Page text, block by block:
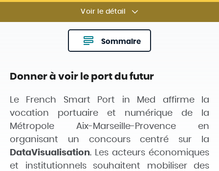
Voir le détail
Sommaire
Donner à voir le port du futur
Le French Smart Port in Med affirme la
vocation portuaire et numérique de la
Métropole Aix-Marseille-Provence en
organisant un concours centré sur la
DataVisualisation. Les acteurs économiques
et institutionnels souhaitent mobiliser des